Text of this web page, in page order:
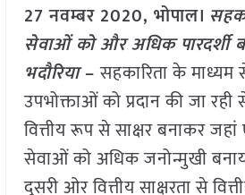
27 नवम्बर 2020, भोपाल।
सेवाओं को और अधिक पारदर्शी
भदौरिया–सहकारिता के
उपभोक्ताओं को प्रदान की जा
वित्तीय रूप से साक्षर बनाकर
सेवाओं को अधिक जनोन्मुखी
दूसरी ओर वित्तीय साक्षरता से